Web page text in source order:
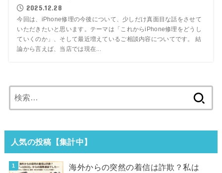
2025.12.28
今回は、iPhone修理の今後について、少しだけ真面目な話をさせて
いただきたいと思います。テーマは「これからiPhone修理をどうし
ていくのか」、そして最近増えているご相談内容についてです。 結
論から言えば、当店では現在...
索:
人気の投稿【集計中】
海外からの突然の着信は詐欺？私は